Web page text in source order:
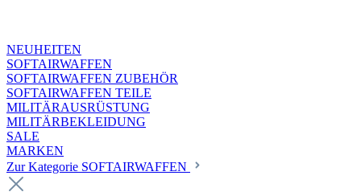
NEUHEITEN
SOFTAIRWAFFEN
SOFTAIRWAFFEN ZUBEHÖR
SOFTAIRWAFFEN TEILE
MILITÄRAUSRÜSTUNG
MILITÄRBEKLEIDUNG
SALE
MARKEN
Zur Kategorie SOFTAIRWAFFEN